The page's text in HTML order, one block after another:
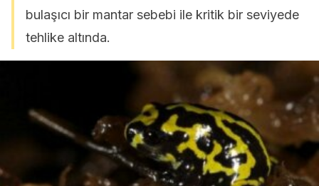
bulaşıcı bir mantar sebebi ile kritik bir seviyede
tehlike altında.